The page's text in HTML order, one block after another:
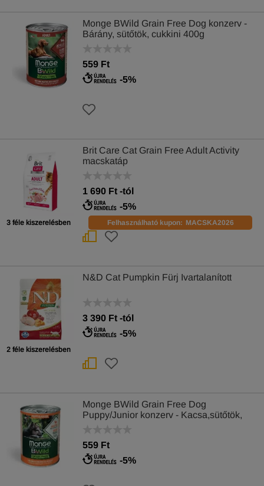
Monge BWild Grain Free Dog konzerv -
Bárány, sütőtök, cukkini 400g
559 Ft
-5%
3 féle kiszerelésben
Brit Care Cat Grain Free Adult Activity
macskatáp
1 690 Ft -tól
-5%
Felhasználható kupon: MACSKA2026
2 féle kiszerelésben
N&D Cat Pumpkin Fürj Ivartalanított
3 390 Ft -tól
-5%
Monge BWild Grain Free Dog
Puppy/Junior konzerv - Kacsa,sütőtök,
559 Ft
-5%